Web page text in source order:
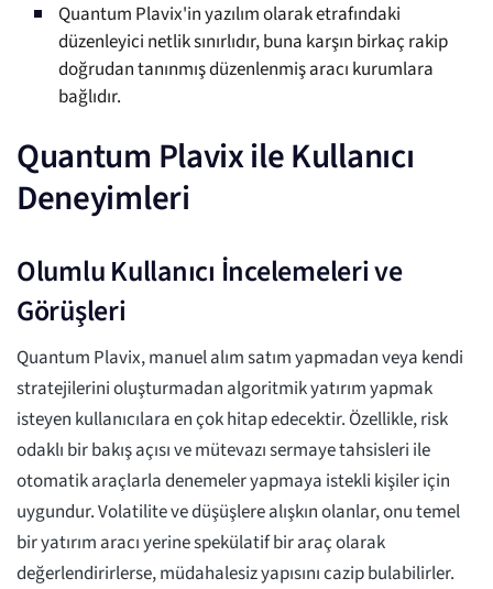
Quantum Plavix'in yazılım olarak etrafındaki
düzenleyici netlik sınırlıdır, buna karşın birkaç rakip
doğrudan tanınmış düzenlenmiş aracı kurumlara
bağlıdır.
Quantum Plavix ile Kullanıcı
Deneyimleri
Olumlu Kullanıcı İncelemeleri ve
Görüşleri
Quantum Plavix, manuel alım satım yapmadan veya kendi
stratejilerini oluşturmadan algoritmik yatırım yapmak
isteyen kullanıcılara en çok hitap edecektir. Özellikle, risk
odaklı bir bakış açısı ve mütevazı sermaye tahsisleri ile
otomatik araçlarla denemeler yapmaya istekli kişiler için
uygundur. Volatilite ve düşüşlere alışkın olanlar, onu temel
bir yatırım aracı yerine spekülatif bir araç olarak
değerlendirirlerse, müdahalesiz yapısını cazip bulabilirler.